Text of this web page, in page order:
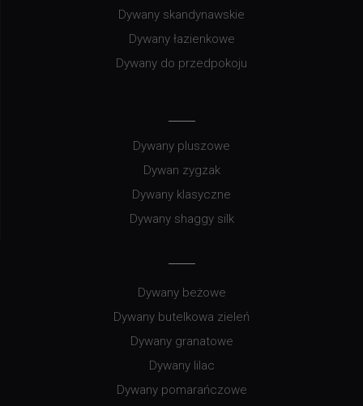
Dywany skandynawskie
Dywany łazienkowe
Dywany do przedpokoju
Dywany pluszowe
Dywan zygzak
Dywany klasyczne
Dywany shaggy silk
Dywany beżowe
Dywany butelkowa zieleń
Dywany granatowe
Dywany lilac
Dywany pomarańczowe